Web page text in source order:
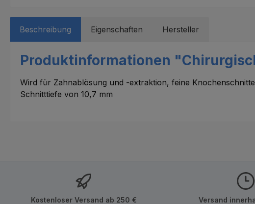
Beschreibung Eigenschaften Hersteller
Produktinformationen
Wird für Zahnablösung und -extraktion, feine
Schnitttiefe von 10,7 mm
Kostenloser Versand ab 250 € Versand